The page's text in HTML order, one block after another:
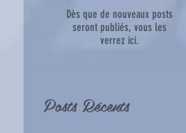
Dès que de nouveaux posts
seront publiés, vous les
verrez ici.
Posts Récents